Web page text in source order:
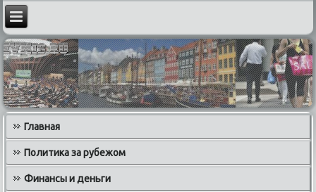
Главная
Политика за рубежом
Финансы и деньги